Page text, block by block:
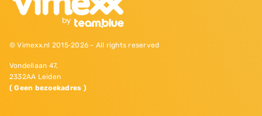
© Vimexx.nl 2015‐2026 - All rights reserved
Vondellaan 47,
2332AA Leiden
( Geen bezoekadres )